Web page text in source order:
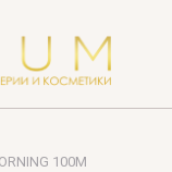
100M
Kosmala
TIFFANY
Tiziana